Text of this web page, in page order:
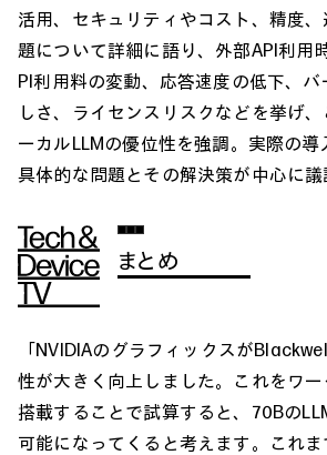
活用、セキュリティやコスト、精度
題について詳細に語り、外部API利用
PI利用料の変動、応答速度の低下、
しさ、ライセンスリスクなどを挙げ
ーカルLLMの優位性を強調。実際の導
具体的な問題とその解決策が中心に議
まとめ
「NVIDIAのグラフィックスが
性が大きく向上しました。これをワ
搭載することで試算すると、70Bの
可能になってくると考えます。これ